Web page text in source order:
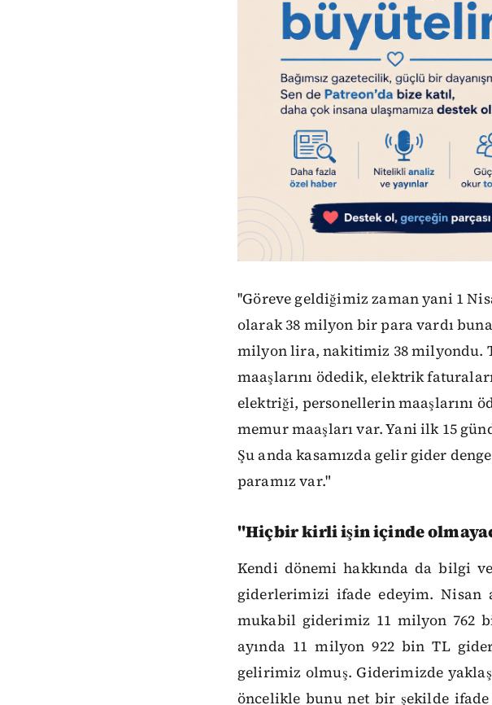
''Göreve geldiğimiz zaman yani 1
olarak 38 milyon bir para vardı
milyon lira, nakitimiz 38 milyondu.
maaşlarını ödedik, elektrik
elektriği, personellerin maaşlarını
memur maaşları var. Yani ilk 15
Şu anda kasamızda gelir gider
paramız var."
"Hiçbir kirli işin içinde
Kendi dönemi hakkında da bilgi
giderlerimizi ifade edeyim. Nisan
mukabil giderimiz 11 milyon 762
ayında 11 milyon 922 bin TL
gelirimiz olmuş. Giderimizde
öncelikle bunu net bir şekilde